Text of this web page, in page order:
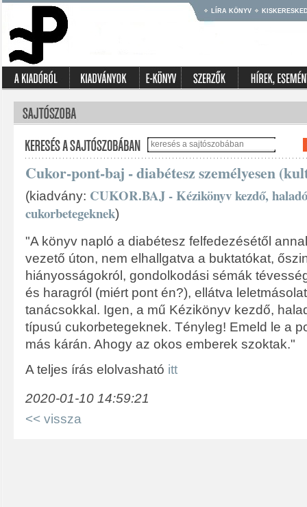
LÍRA KÖNYV
Cukor-pont-baj - diabétesz személyesen
(kiadvány: CUKOR.BAJ - Kézikönyv kezdő,
cukorbetegeknek)
"A könyv napló a diabétesz felfedezésétől
vezető úton, nem elhallgatva a buktatókat,
hiányosságokról, gondolkodási sémák
és haragról (miért pont én?), ellátva
tanácsokkal. Igen, a mű Kézikönyv kezdő,
típusú cukorbetegeknek. Tényleg! Emeld le a
más kárán. Ahogy az okos emberek szoktak."
A teljes írás elolvasható itt
2020-01-10 14:59:21
<< vissza